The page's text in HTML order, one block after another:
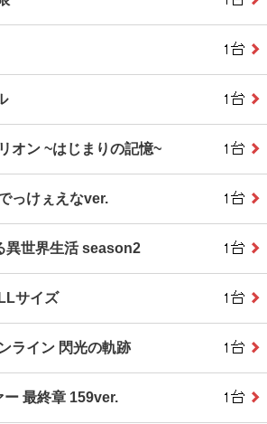
オン ~はじまりの記憶~
っけぇえなver.
異世界生活 season2
サイズ
ライン 閃光の軌跡
最終章 159ver.